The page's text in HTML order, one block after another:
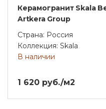
Керамогранит Skala
Artkera Group
Страна: Россия
Коллекция: Skala
В наличии
1 620 руб./м2